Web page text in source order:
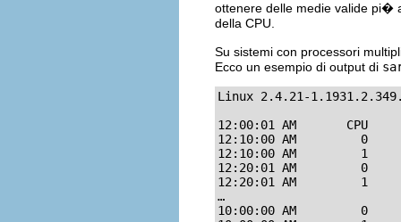
ottenere delle medie valide pi�
della CPU.
Su sistemi con processori
Ecco un esempio di output di
Linux 2.4.21-
12:00:01 AM       CPU
12:10:00 AM         0
12:10:00 AM         1
12:20:01 AM         0
12:20:01 AM         1
…
10:00:00 AM         0